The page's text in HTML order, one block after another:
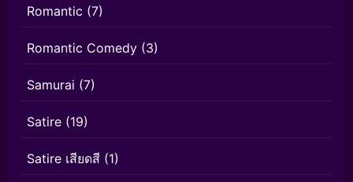
Romantic (7)
Romantic Comedy (3)
Samurai (7)
Satire (19)
Satire เสียดสี (1)